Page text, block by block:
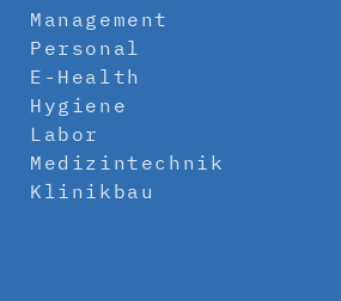
Management
Personal
E-Health
Hygiene
Labor
Medizintechnik
Klinikbau